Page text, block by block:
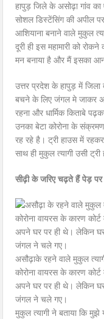
हापुड़ जिले के असोढ़ा गांव का
सोशल डिस्टेंसिंग की अपील
आशियाना बनाने वाले मुकुल
दूरी ही इस महामारी को
मन बनाया है और मैं इसका
उत्तर प्रदेश के हापुड़ में
बचने के लिए जंगल मे जाकर
रहना और धार्मिक किताबे
उनका बेटा कोरोना के
रह रहे है। ट्री हाउस में
साथ ही मुकुल त्यागी उसी
सीढ़ी के जरिए चढ़ते हैं पेड़ पर
असौढ़ाके रहने वाले मुकुल
कोरोना वायरस के कारण
अपने घर पर ही थे। लेकिन घर
जंगल ने चले गए।
मुकुल त्यागी ने बताया कि मुझे